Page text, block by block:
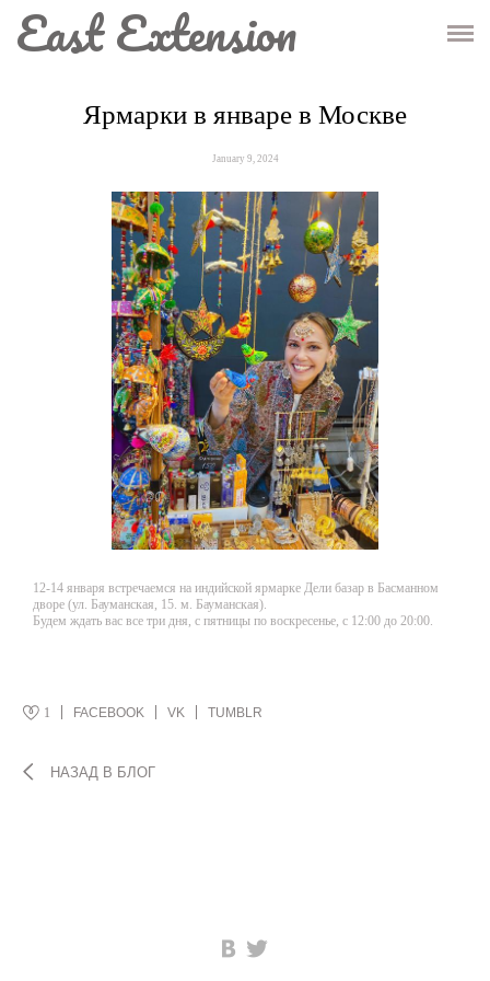
ГЛАВНАЯ
КОНТАКТЫ
East Extension
Ярмарки в январе в Москве
January 9, 2024
12-14 января встречаемся на индийской ярмарке Дели базар в Басманном
дворе (ул. Бауманская, 15. м. Бауманская).
Будем ждать вас все три дня, с пятницы по воскресенье, с 12:00 до 20:00.
1 FACEBOOK VK TUMBLR
НАЗАД В БЛОГ